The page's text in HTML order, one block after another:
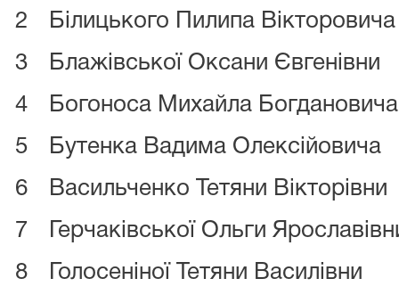
2
Білицького Пилипа Вікторовича
3
Блажівської Оксани Євгенівни
4
Богоноса Михайла Богдановича
5
Бутенка Вадима Олексійовича
6
Васильченко Тетяни Вікторівни
7
Герчаківської Ольги
8
Голосеніної Тетяни Василівни